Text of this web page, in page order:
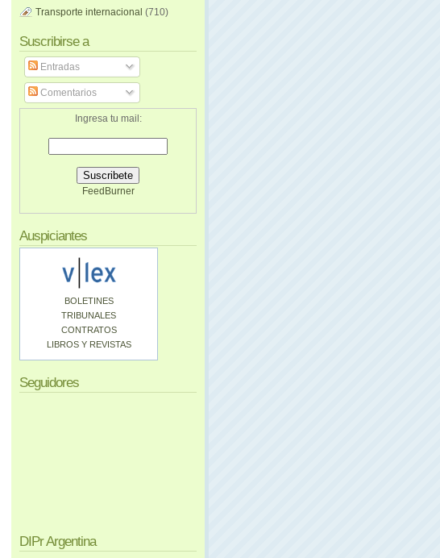
Transporte internacional (710)
Suscribirse a
Entradas
Comentarios
Ingresa tu mail:
FeedBurner
Auspiciantes
BOLETINES
TRIBUNALES
CONTRATOS
LIBROS Y REVISTAS
Seguidores
DIPr Argentina